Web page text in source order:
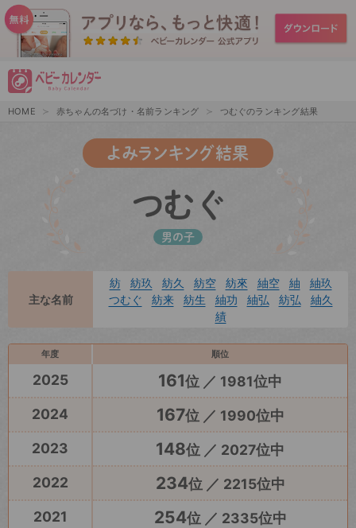
HOME 赤ちゃんの名づけ・名前ランキング つむぐのランキング結果
よみランキング結果
つむぐ
男の子
主な名前
紡 紡玖 紡久 紡空 紡來 紬空 紬
紬玖
つむぐ
紡来 紡生 紬功 紬弘 紡弘
紬久
績
年度 順位
2025 161位 ／ 1981位中
2024
167位 ／ 1990位中
2023
148位 ／ 2027位中
2022
234位 ／ 2215位中
2021
254位 ／ 2335位中